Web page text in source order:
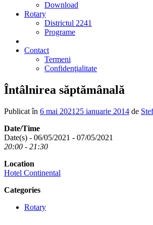
Download
Rotary
Districtul 2241
Programe
Contact
Termeni
Confidenţialitate
Întâlnirea săptămânală
Publicat în 6 mai 2021 25 ianuarie 2014 de
Date/Time
Date(s) - 06/05/2021 - 07/05/2021
20:00 - 21:30
Location
Hotel Continental
Categories
Rotary